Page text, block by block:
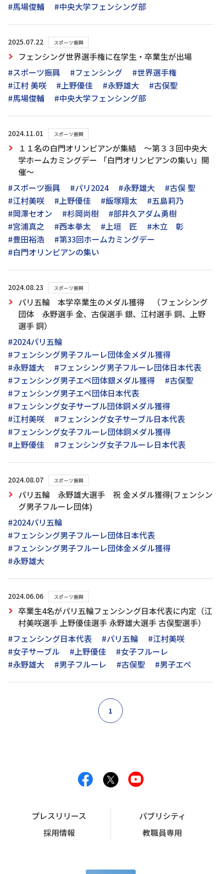
#馬場俊輔
#中央大学フェンシング部
2025.07.22 スポーツ振興
フェンシング世界選手権に在学生・卒業生が出場
#スポーツ振興
#フェンシング
#世界選手権
#江村 美咲
#上野優佳 #永野雄大
#古俣聖
#馬場俊輔
#中央大学フェンシング部
2024.11.01 スポーツ振興
１１名の白門オリンピアンが集結 ～第３３回中央大
学ホームカミングデー 「白門オリンピアンの集い」開
催～
#スポーツ振興
#パリ2024 #永野雄大
#古俣 聖
#江村美咲
#上野優佳 #飯塚翔太
#五島莉乃
#岡澤セオン
#杉岡尚樹
#部井久アダム勇樹
#宮浦真之
#西本拳太 #上垣 匠
#木立 彰
#豊田裕浩
#第33回ホームカミングデー
#白門オリンピアンの集い
2024.08.23 スポーツ振興
パリ五輪 本学卒業生のメダル獲得 （フェンシング
団体 永野選手 金、古俣選手 銀、江村選手 銅、上野
選手 銅）
#2024パリ五輪
#フェンシング男子フルーレ団体金メダル獲得
#永野雄大
#フェンシング男子フルーレ団体日本代表
#フェンシング男子エペ団体銀メダル獲得
#古俣聖
#フェンシング男子エペ団体日本代表
#フェンシング女子サーブル団体銅メダル獲得
#江村美咲
#フェンシング女子サーブル日本代表
#フェンシング女子フルーレ団体銅メダル獲得
#上野優佳
#フェンシング女子フルーレ日本代表
2024.08.07 スポーツ振興
パリ五輪 永野雄大選手 祝 金メダル獲得(フェンシン
グ男子フルーレ団体)
#2024パリ五輪
#フェンシング男子フルーレ団体日本代表
#フェンシング男子フルーレ団体金メダル獲得
#永野雄大
2024.06.06 スポーツ振興
卒業生4名がパリ五輪フェンシング日本代表に内定（江
村美咲選手 上野優佳選手 永野雄大選手 古俣聖選手）
#フェンシング日本代表
#パリ五輪
#江村美咲
#女子サーブル
#上野優佳
#女子フルーレ
#永野雄大
#男子フルーレ #古俣聖 #男子エペ
1
プレスリリース
パブリシティ
採用情報
教職員専用